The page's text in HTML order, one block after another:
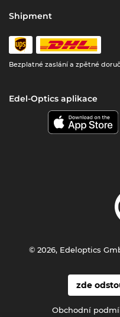
Shipment
Bezplatné zaslání a zpětné
Edel-Optics aplikace
zde
Obchodní
© 2026, Edeloptics